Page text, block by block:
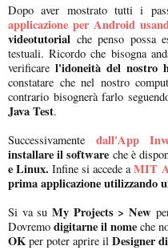
Dopo aver mostrato tutti i
applicazione per Android
videotutorial che penso possa
testuali. Ricordo che bisogna
verificare l'idoneità del nostro
constatare che nel nostro
contrario bisognerà farlo
Java Test.
Successivamente dall'App
installare il software che è
e Linux.Infine si accede aMIT
prima applicazione utilizzando
Si va su My Projects > New
Dovremodigitarne il nome che
OK per poter aprire il Designer